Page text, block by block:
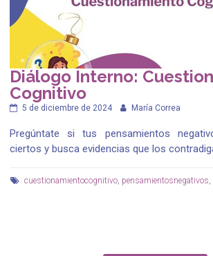
Diálogo Interno:
Cognitivo
5 de diciembre de 2024 María Correa
Pregúntate si tus pensamientos
ciertos y busca evidencias que los
cuestionamientocognitivo, pensamientosnegativos,